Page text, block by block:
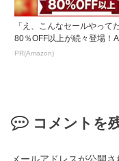
「え、こんなセールやって
80％OFF以上が続々登場！
の本気が...
PR(Amazon)
コメントを
メールアドレスが公開